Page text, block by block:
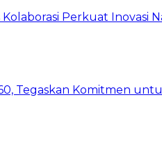
Perkuat Inovasi
Tegaskan Komitmen